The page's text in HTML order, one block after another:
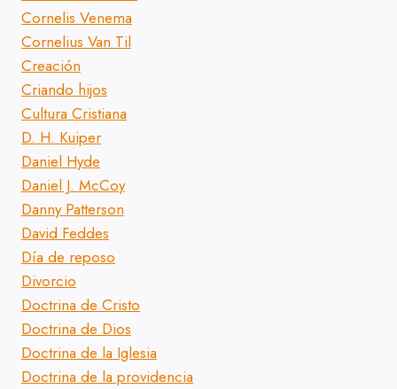
Cornelis Venema
Cornelius Van Til
Creación
Criando hijos
Cultura Cristiana
D. H. Kuiper
Daniel Hyde
Daniel J. McCoy
Danny Patterson
David Feddes
Día de reposo
Divorcio
Doctrina de Cristo
Doctrina de Dios
Doctrina de la Iglesia
Doctrina de la providencia